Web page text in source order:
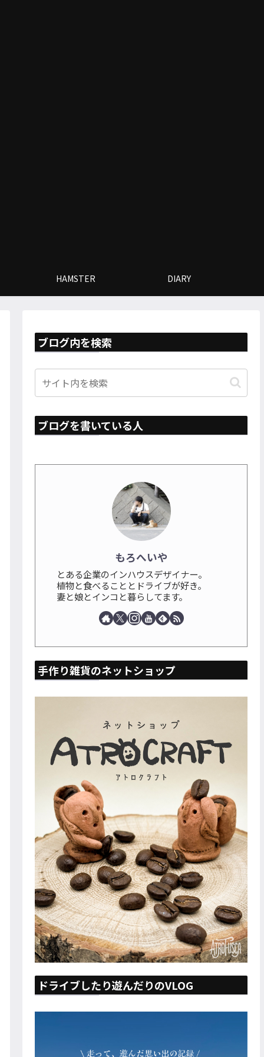
HAMSTER DIARY
ブログ内を検索
ブログを書いている人
もろへいや
とある企業のインハウスデザイナー。
植物と食べることとドライブが好き。
妻と娘とインコと暮らしてます。
手作り雑貨のネットショップ
ドライブしたり遊んだりのVLOG